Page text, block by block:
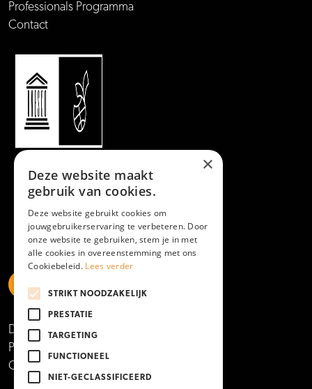
Professionals Programma
Contact
https://www.linkedin.com/school/mboamersfoort
https://www.instagram.com/mboamersfoort/
https://www.facebook.com/MBOAmersfoort
Disclaimer
Privacy- en cookieverklaring
Copyright 2025
×
Deze website maakt
gebruik van cookies.
Deze website gebruikt cookies om
jouwgebruikerservaring te verbeteren. Door
onze website te gebruiken, stem je in met
alle cookies in overeenstemming met ons
Cookiebeleid. Lees verder
STRIKT NOODZAKELIJK
PRESTATIE
TARGETING
FUNCTIONEEL
NIET-GECLASSIFICEERD